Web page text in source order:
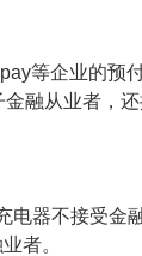
等企业的预
融从业者，
器不接受金
者。